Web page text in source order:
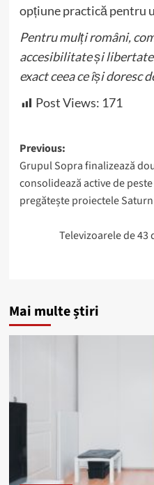
opțiune practică pentru
Pentru mulți români,
accesibilitate și
exact ceea ce își doresc
Post Views: 171
Post
navigation
Previous:
Grupul Sopra finalizează
consolidează active de
pregătește proiectele
Televizoarele de
Mai multe știri